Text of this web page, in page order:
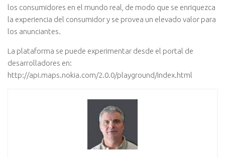
los consumidores en el mundo real, de modo que se enriquezca
la experiencia del consumidor y se provea un elevado valor para
los anunciantes.
La plataforma se puede experimentar desde el portal de
desarrolladores en:
http://api.maps.nokia.com/2.0.0/playground/index.html